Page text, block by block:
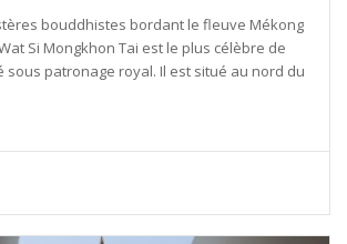
bouddhistes bordant le fleuve Mékong
Si Mongkhon Tai est le plus célèbre de
sous patronage royal. Il est situé au nord du